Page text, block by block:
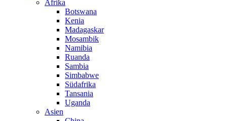
Afrika
Botswana
Kenia
Madagaskar
Mosambik
Namibia
Ruanda
Sambia
Simbabwe
Südafrika
Tansania
Uganda
Asien